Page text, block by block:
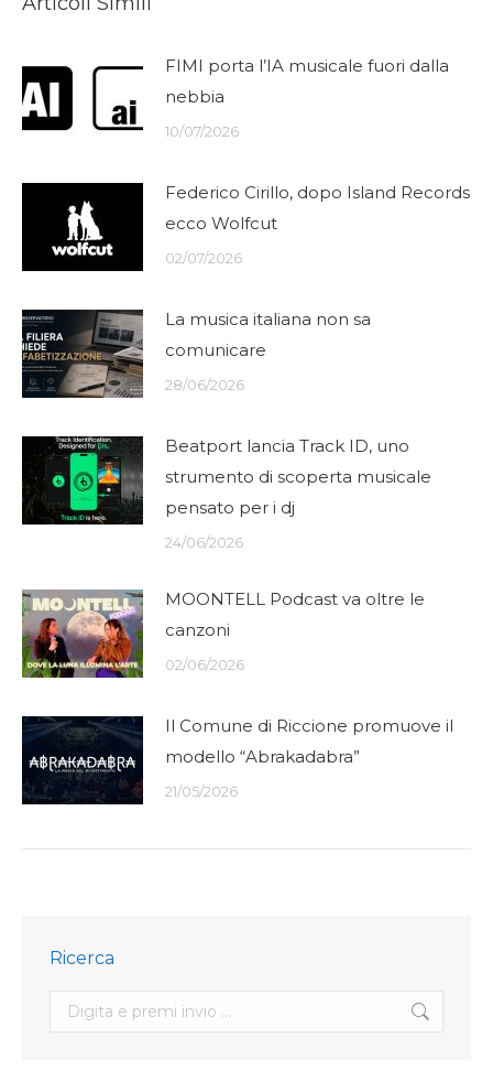
FIMI porta l’IA musicale fuori dalla
nebbia
10/07/2026
Federico Cirillo, dopo Island Records
ecco Wolfcut
02/07/2026
La musica italiana non sa
comunicare
28/06/2026
Beatport lancia Track ID, uno
strumento di scoperta musicale
pensato per i dj
24/06/2026
MOONTELL Podcast va oltre le
canzoni
02/06/2026
Il Comune di Riccione promuove il
modello “Abrakadabra”
21/05/2026
Ricerca
Search: